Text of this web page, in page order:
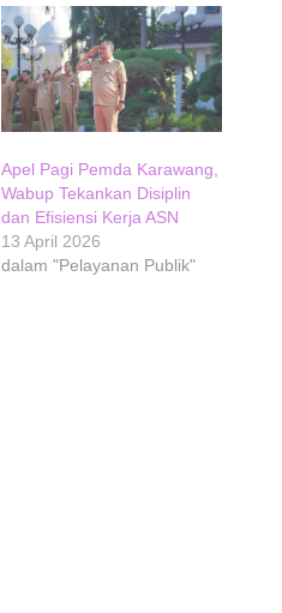
Apel Pagi Pemda Karawang,
Wabup Tekankan Disiplin
dan Efisiensi Kerja ASN
13 April 2026
dalam "Pelayanan Publik"